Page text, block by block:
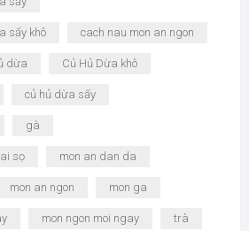
sấy khô cach nau mon an ngon
dừa Củ Hủ Dừa khô
củ hủ dừa sấy
gà
sọ mon an dan da
mon an ngon mon ga
mon ngon moi ngay trà